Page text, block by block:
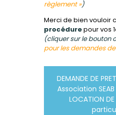
règlement »)
Merci de bien vouloir
procédurepour vos
(cliquer sur le bouton
pour les demandes
DEMANDE DE
Association SEAB
LOCATION DE